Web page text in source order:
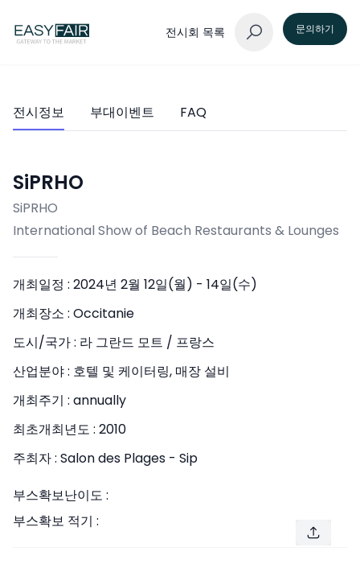
전시회 목록 문의하기
전시정보 부대이벤트 FAQ
SiPRHO
SiPRHO
International Show of Beach Restaurants & Lounges
개최일정 : 2024년 2월 12일(월) - 14일(수)
개최장소 : Occitanie
도시/국가 : 라 그란드 모트 / 프랑스
산업분야 : 호텔 및 케이터링, 매장 설비
개최주기 : annually
최초개최년도 : 2010
주최자 : Salon des Plages - Sip
부스확보난이도 :
부스확보 적기 :